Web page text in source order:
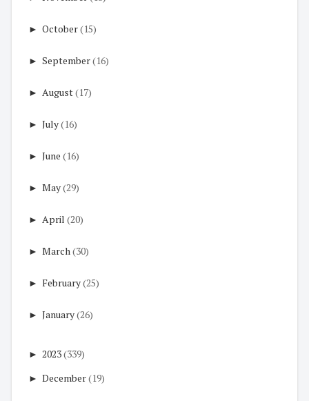
► October(15)
► September(16)
► August(17)
► July(16)
► June (16)
► May(29)
► April (20)
► March(30)
► February(25)
► January(26)
► 2023(339)
► December(19)